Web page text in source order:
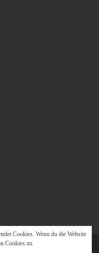
Cookies. Wenn du die Website
Cookies zu.